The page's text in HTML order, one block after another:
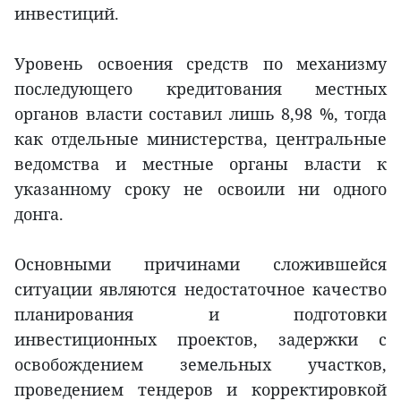
инвестиций.
Уровень освоения средств по механизму
последующего кредитования местных
органов власти составил лишь 8,98 %, тогда
как отдельные министерства, центральные
ведомства и местные органы власти к
указанному сроку не освоили ни одного
донга.
Основными причинами сложившейся
ситуации являются недостаточное качество
планирования и подготовки
инвестиционных проектов, задержки с
освобождением земельных участков,
проведением тендеров и корректировкой